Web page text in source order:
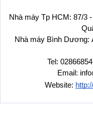
Nhà máy Tp HCM: 87/3
Nhà máy Bình Dương:
Tel:
Email:
Website: